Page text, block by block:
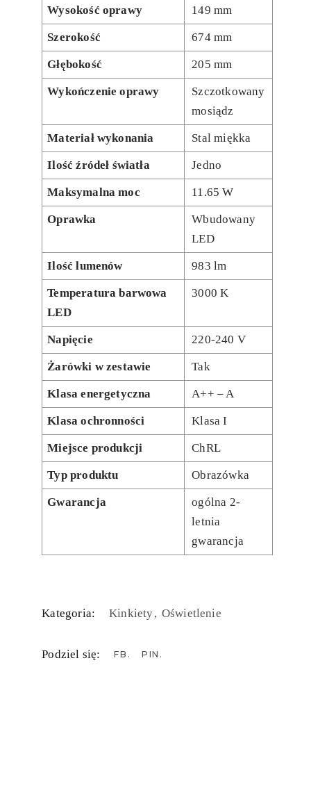
Wysokość oprawy 149 mm
Szerokość 674 mm
Głębokość 205 mm
Wykończenie oprawy
Szczotkowany
mosiądz
Materiał wykonania Stal miękka
Ilość źródeł światła Jedno
Maksymalna moc 11.65 W
Oprawka
Wbudowany
LED
Ilość lumenów 983 lm
Temperatura barwowa
LED
3000 K
Napięcie 220-240 V
Żarówki w zestawie Tak
Klasa energetyczna A++ – A
Klasa ochronności Klasa I
Miejsce produkcji ChRL
Typ produktu Obrazówka
Gwarancja
ogólna 2-
letnia
gwarancja
Kategoria: Kinkiety Oświetlenie
Podziel się: FB PIN